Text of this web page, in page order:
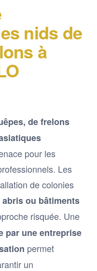
nids de
à
de frelons
pour les
Les
de colonies
ou bâtiments
risquée. Une
par une entreprise
permet
un